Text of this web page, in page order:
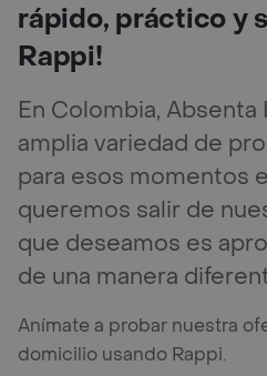
rápido, práctico y
Rappi!
En Colombia,
amplia variedad de
para esos momentos
queremos salir de
que deseamos es
de una manera
Anímate a probar nuestra
domicilio usando Rappi.